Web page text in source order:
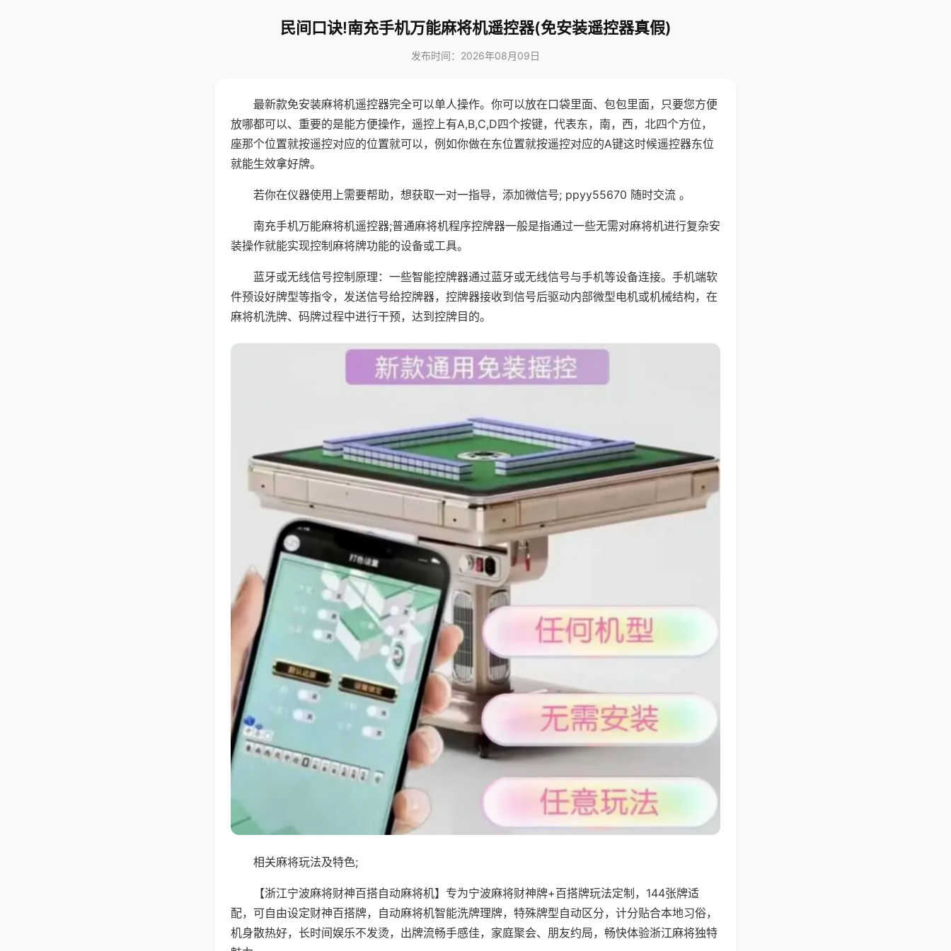
民间口诀!南充手机万能麻将机遥控器(免安装遥控器真假)
发布时间：2026年08月09日
最新款免安装麻将机遥控器完全可以单人操作。你可以放在口袋里面、包包里面，只要您方便
放哪都可以、重要的是能方便操作，遥控上有A,B,C,D四个按键，代表东，南，西，北四个方位，
座那个位置就按遥控对应的位置就可以，例如你做在东位置就按遥控对应的A键这时候遥控器东位
就能生效拿好牌。
若你在仪器使用上需要帮助，想获取一对一指导，添加微信号; ppyy55670 随时交流 。
南充手机万能麻将机遥控器;普通麻将机程序控牌器一般是指通过一些无需对麻将机进行复杂安
装操作就能实现控制麻将牌功能的设备或工具。
蓝牙或无线信号控制原理：一些智能控牌器通过蓝牙或无线信号与手机等设备连接。手机端软
件预设好牌型等指令，发送信号给控牌器，控牌器接收到信号后驱动内部微型电机或机械结构，在
麻将机洗牌、码牌过程中进行干预，达到控牌目的。
相关麻将玩法及特色;
【浙江宁波麻将财神百搭自动麻将机】专为宁波麻将财神牌+百搭牌玩法定制，144张牌适
配，可自由设定财神百搭牌，自动麻将机智能洗牌理牌，特殊牌型自动区分，计分贴合本地习俗，
机身散热好，长时间娱乐不发烫，出牌流畅手感佳，家庭聚会、朋友约局，畅快体验浙江麻将独特